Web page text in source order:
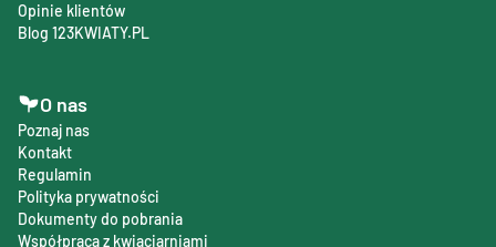
Opinie klientów
Blog 123KWIATY.PL
O nas
Poznaj nas
Kontakt
Regulamin
Polityka prywatności
Dokumenty do pobrania
Współpraca z kwiaciarniami